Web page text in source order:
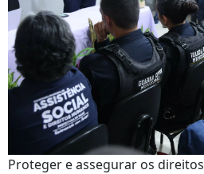
Proteger e assegurar os